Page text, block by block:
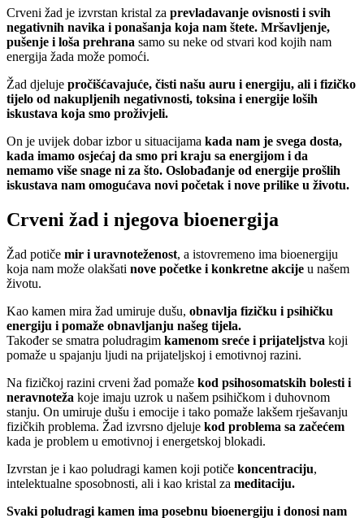
Crveni žad je izvrstan kristal za prevladavanje ovisnosti i svih
negativnih navika i ponašanja koja nam štete. Mršavljenje,
pušenje i loša prehrana samo su neke od stvari kod kojih nam
energija žada može pomoći.
Žad djeluje pročišćavajuće, čisti našu auru i energiju, ali i fizičko
tijelo od nakupljenih negativnosti, toksina i energije loših
iskustava koja smo proživjeli.
On je uvijek dobar izbor u situacijama kada nam je svega dosta,
kada imamo osjećaj da smo pri kraju sa energijom i da
nemamo više snage ni za što. Oslobađanje od energije prošlih
iskustava nam omogućava novi početak i nove prilike u životu.
Crveni žad i njegova bioenergija
Žad potiče mir i uravnoteženost, a istovremeno ima bioenergiju
koja nam može olakšati nove početke i konkretne akcije u našem
životu.
Kao kamen mira žad umiruje dušu, obnavlja fizičku i psihičku
energiju i pomaže obnavljanju našeg tijela.
Također se smatra poludragim kamenom sreće i prijateljstva koji
pomaže u spajanju ljudi na prijateljskoj i emotivnoj razini.
Na fizičkoj razini crveni žad pomaže kod psihosomatskih bolesti i
neravnoteža koje imaju uzrok u našem psihičkom i duhovnom
stanju. On umiruje dušu i emocije i tako pomaže lakšem rješavanju
fizičkih problema. Žad izvrsno djeluje kod problema sa začećem
kada je problem u emotivnoj i energetskoj blokadi.
Izvrstan je i kao poludragi kamen koji potiče koncentraciju,
intelektualne sposobnosti, ali i kao kristal za meditaciju.
Svaki poludragi kamen ima posebnu bioenergiju i donosi nam